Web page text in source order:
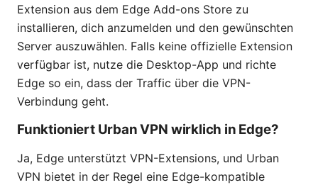
Extension aus dem Edge Add-ons Store zu
installieren, dich anzumelden und den gewünschten
Server auszuwählen. Falls keine offizielle Extension
verfügbar ist, nutze die Desktop-App und richte
Edge so ein, dass der Traffic über die VPN-
Verbindung geht.
Funktioniert Urban VPN wirklich in Edge?
Ja, Edge unterstützt VPN-Extensions, und Urban
VPN bietet in der Regel eine Edge-kompatible